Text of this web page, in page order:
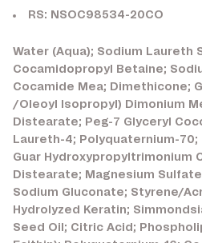
RS: NSOC98534-20CO
Water (Aqua); Sodium Laureth
Cocamidopropyl Betaine;
Cocamide Mea; Dimethicone;
/Oleoyl Isopropyl) Dimonium
Distearate; Peg-7 Glyceryl
Laureth-4; Polyquaternium-
Guar Hydroxypropyltrimonium
Distearate; Magnesium
Sodium Gluconate; Styrene/
Hydrolyzed Keratin;
Seed Oil; Citric Acid;